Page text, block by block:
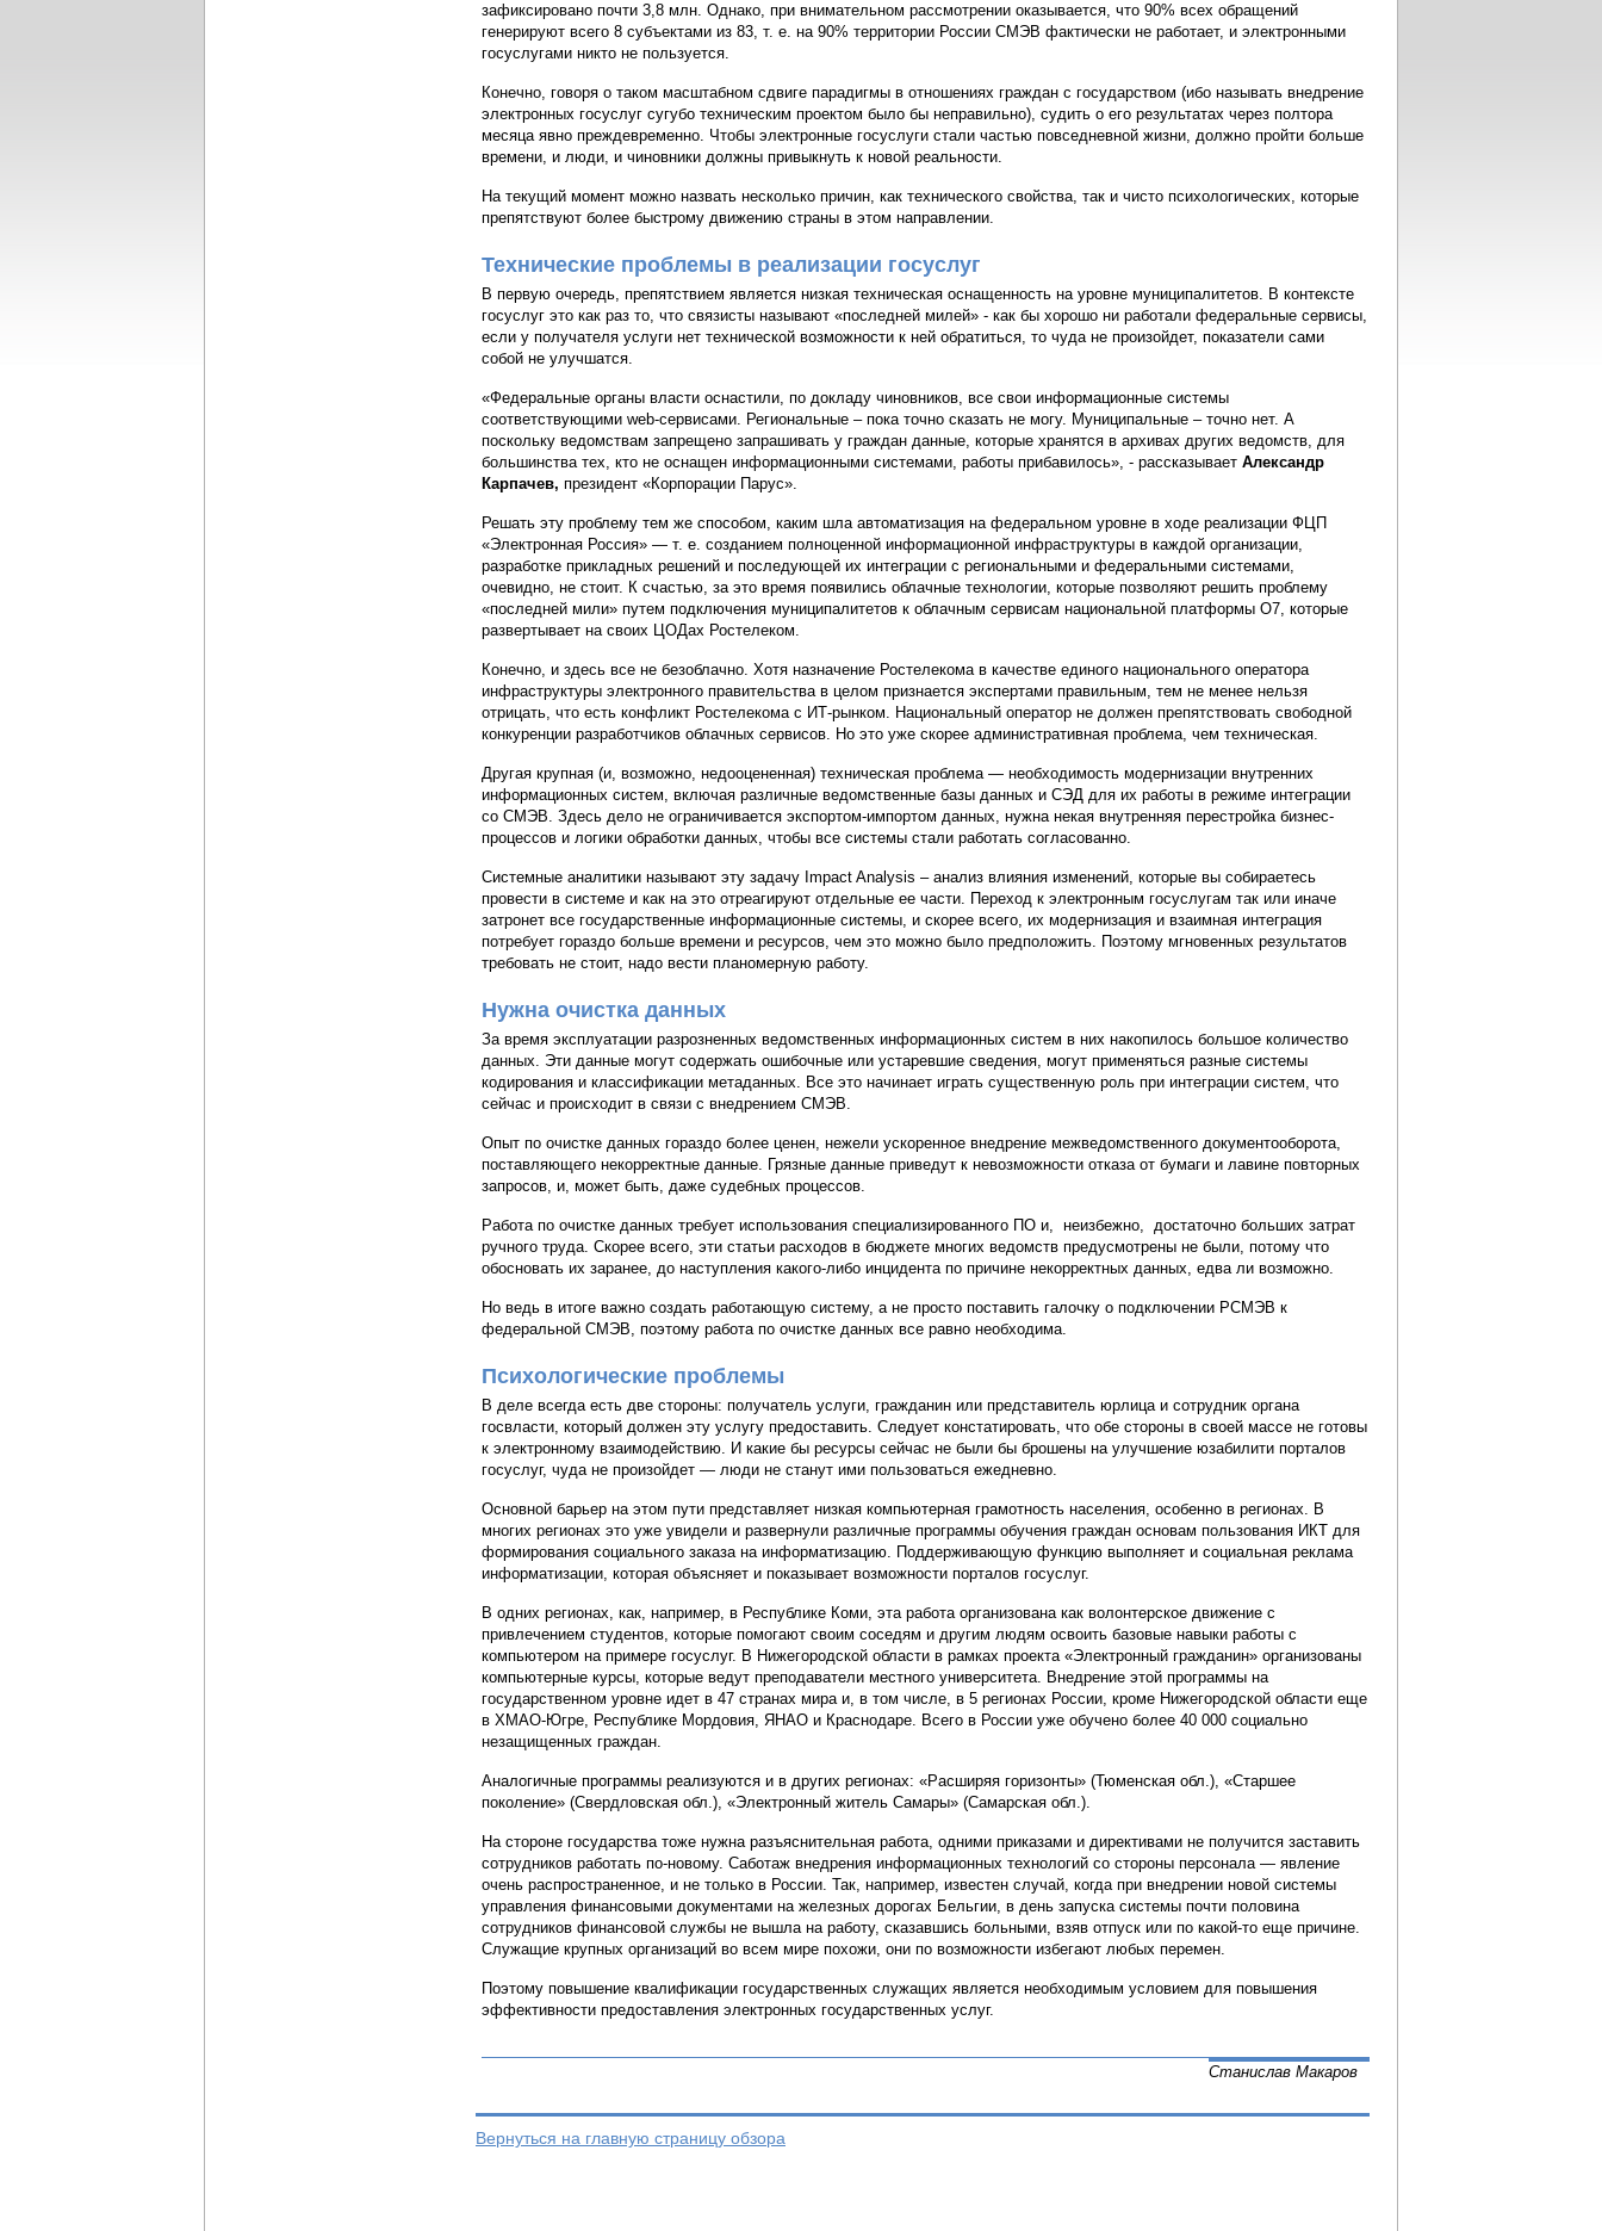
зафиксировано почти 3,8 млн. Однако, при внимательном рассмотрении оказывается, что 90% всех обращений
генерируют всего 8 субъектами из 83, т. е. на 90% территории России СМЭВ фактически не работает, и электронными
госуслугами никто не пользуется.
Конечно, говоря о таком масштабном сдвиге парадигмы в отношениях граждан с государством (ибо называть внедрение
электронных госуслуг сугубо техническим проектом было бы неправильно), судить о его результатах через полтора
месяца явно преждевременно. Чтобы электронные госуслуги стали частью повседневной жизни, должно пройти больше
времени, и люди, и чиновники должны привыкнуть к новой реальности.
На текущий момент можно назвать несколько причин, как технического свойства, так и чисто психологических, которые
препятствуют более быстрому движению страны в этом направлении.
Технические проблемы в реализации госуслуг
В первую очередь, препятствием является низкая техническая оснащенность на уровне муниципалитетов. В контексте
госуслуг это как раз то, что связисты называют «последней милей» - как бы хорошо ни работали федеральные сервисы,
если у получателя услуги нет технической возможности к ней обратиться, то чуда не произойдет, показатели сами
собой не улучшатся.
«Федеральные органы власти оснастили, по докладу чиновников, все свои информационные системы
соответствующими web-сервисами. Региональные – пока точно сказать не могу. Муниципальные – точно нет. А
поскольку ведомствам запрещено запрашивать у граждан данные, которые хранятся в архивах других ведомств, для
большинства тех, кто не оснащен информационными системами, работы прибавилось», - рассказывает Александр
Карпачев, президент «Корпорации Парус».
Решать эту проблему тем же способом, каким шла автоматизация на федеральном уровне в ходе реализации ФЦП
«Электронная Россия» — т. е. созданием полноценной информационной инфраструктуры в каждой организации,
разработке прикладных решений и последующей их интеграции с региональными и федеральными системами,
очевидно, не стоит. К счастью, за это время появились облачные технологии, которые позволяют решить проблему
«последней мили» путем подключения муниципалитетов к облачным сервисам национальной платформы О7, которые
развертывает на своих ЦОДах Ростелеком.
Конечно, и здесь все не безоблачно. Хотя назначение Ростелекома в качестве единого национального оператора
инфраструктуры электронного правительства в целом признается экспертами правильным, тем не менее нельзя
отрицать, что есть конфликт Ростелекома с ИТ-рынком. Национальный оператор не должен препятствовать свободной
конкуренции разработчиков облачных сервисов. Но это уже скорее административная проблема, чем техническая.
Другая крупная (и, возможно, недооцененная) техническая проблема — необходимость модернизации внутренних
информационных систем, включая различные ведомственные базы данных и СЭД для их работы в режиме интеграции
со СМЭВ. Здесь дело не ограничивается экспортом-импортом данных, нужна некая внутренняя перестройка бизнес-
процессов и логики обработки данных, чтобы все системы стали работать согласованно.
Системные аналитики называют эту задачу Impact Analysis – анализ влияния изменений, которые вы собираетесь
провести в системе и как на это отреагируют отдельные ее части. Переход к электронным госуслугам так или иначе
затронет все государственные информационные системы, и скорее всего, их модернизация и взаимная интеграция
потребует гораздо больше времени и ресурсов, чем это можно было предположить. Поэтому мгновенных результатов
требовать не стоит, надо вести планомерную работу.
Нужна очистка данных
За время эксплуатации разрозненных ведомственных информационных систем в них накопилось большое количество
данных. Эти данные могут содержать ошибочные или устаревшие сведения, могут применяться разные системы
кодирования и классификации метаданных. Все это начинает играть существенную роль при интеграции систем, что
сейчас и происходит в связи с внедрением СМЭВ.
Опыт по очистке данных гораздо более ценен, нежели ускоренное внедрение межведомственного документооборота,
поставляющего некорректные данные. Грязные данные приведут к невозможности отказа от бумаги и лавине повторных
запросов, и, может быть, даже судебных процессов.
Работа по очистке данных требует использования специализированного ПО и, неизбежно, достаточно больших затрат
ручного труда. Скорее всего, эти статьи расходов в бюджете многих ведомств предусмотрены не были, потому что
обосновать их заранее, до наступления какого-либо инцидента по причине некорректных данных, едва ли возможно.
Но ведь в итоге важно создать работающую систему, а не просто поставить галочку о подключении РСМЭВ к
федеральной СМЭВ, поэтому работа по очистке данных все равно необходима.
Психологические проблемы
В деле всегда есть две стороны: получатель услуги, гражданин или представитель юрлица и сотрудник органа
госвласти, который должен эту услугу предоставить. Следует констатировать, что обе стороны в своей массе не готовы
к электронному взаимодействию. И какие бы ресурсы сейчас не были бы брошены на улучшение юзабилити порталов
госуслуг, чуда не произойдет — люди не станут ими пользоваться ежедневно.
Основной барьер на этом пути представляет низкая компьютерная грамотность населения, особенно в регионах. В
многих регионах это уже увидели и развернули различные программы обучения граждан основам пользования ИКТ для
формирования социального заказа на информатизацию. Поддерживающую функцию выполняет и социальная реклама
информатизации, которая объясняет и показывает возможности порталов госуслуг.
В одних регионах, как, например, в Республике Коми, эта работа организована как волонтерское движение с
привлечением студентов, которые помогают своим соседям и другим людям освоить базовые навыки работы с
компьютером на примере госуслуг. В Нижегородской области в рамках проекта «Электронный гражданин» организованы
компьютерные курсы, которые ведут преподаватели местного университета. Внедрение этой программы на
государственном уровне идет в 47 странах мира и, в том числе, в 5 регионах России, кроме Нижегородской области еще
в ХМАО-Югре, Республике Мордовия, ЯНАО и Краснодаре. Всего в России уже обучено более 40 000 социально
незащищенных граждан.
Аналогичные программы реализуются и в других регионах: «Расширяя горизонты» (Тюменская обл.), «Старшее
поколение» (Свердловская обл.), «Электронный житель Самары» (Самарская обл.).
На стороне государства тоже нужна разъяснительная работа, одними приказами и директивами не получится заставить
сотрудников работать по-новому. Саботаж внедрения информационных технологий со стороны персонала — явление
очень распространенное, и не только в России. Так, например, известен случай, когда при внедрении новой системы
управления финансовыми документами на железных дорогах Бельгии, в день запуска системы почти половина
сотрудников финансовой службы не вышла на работу, сказавшись больными, взяв отпуск или по какой-то еще причине.
Служащие крупных организаций во всем мире похожи, они по возможности избегают любых перемен.
Поэтому повышение квалификации государственных служащих является необходимым условием для повышения
эффективности предоставления электронных государственных услуг.
Станислав Макаров
Вернуться на главную страницу обзора